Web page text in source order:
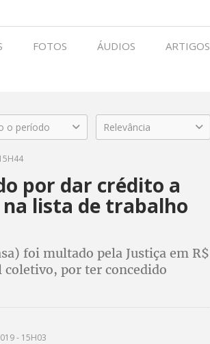
FOTOS ÁUDIOS ARTIGOS
o período Relevância
por dar crédito a
lista de trabalho
foi multado pela Justiça em R$
por ter concedido
- 15H03